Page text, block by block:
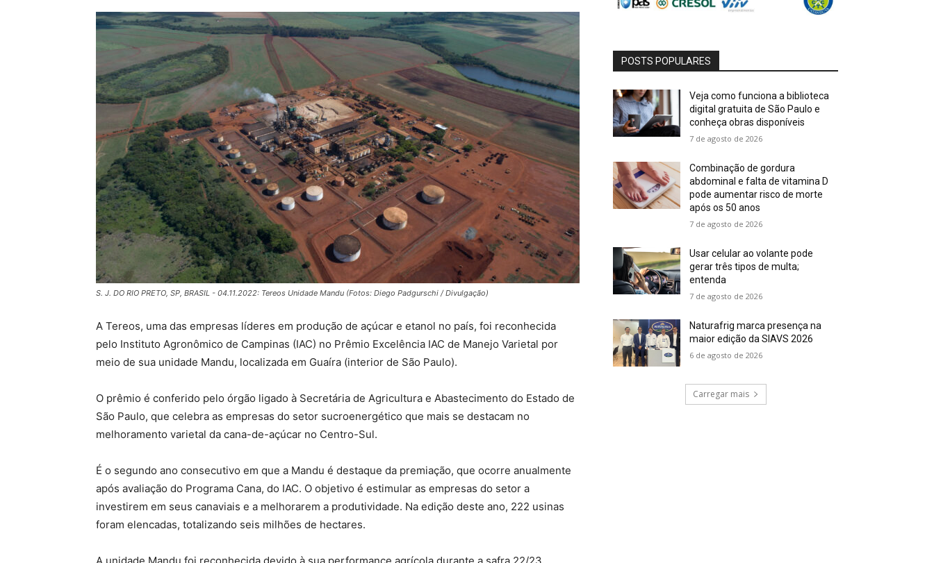
S. J. DO RIO PRETO, SP, BRASIL - 04.11.2022: Tereos Unidade Mandu (Fotos: Diego Padgurschi / Divulgação)
A Tereos, uma das empresas líderes em produção de açúcar e etanol no país, foi reconhecida
pelo Instituto Agronômico de Campinas (IAC) no Prêmio Excelência IAC de Manejo Varietal por
meio de sua unidade Mandu, localizada em Guaíra (interior de São Paulo).
O prêmio é conferido pelo órgão ligado à Secretária de Agricultura e Abastecimento do Estado de
São Paulo, que celebra as empresas do setor sucroenergético que mais se destacam no
melhoramento varietal da cana-de-açúcar no Centro-Sul.
É o segundo ano consecutivo em que a Mandu é destaque da premiação, que ocorre anualmente
após avaliação do Programa Cana, do IAC. O objetivo é estimular as empresas do setor a
investirem em seus canaviais e a melhorarem a produtividade. Na edição deste ano, 222 usinas
foram elencadas, totalizando seis milhões de hectares.
A unidade Mandu foi reconhecida devido à sua performance agrícola durante a safra 22/23.
POSTS POPULARES
Veja como funciona a biblioteca
digital gratuita de São Paulo e
conheça obras disponíveis
7 de agosto de 2026
Combinação de gordura
abdominal e falta de vitamina D
pode aumentar risco de morte
após os 50 anos
7 de agosto de 2026
Usar celular ao volante pode
gerar três tipos de multa;
entenda
7 de agosto de 2026
Naturafrig marca presença na
maior edição da SIAVS 2026
6 de agosto de 2026
Carregar mais